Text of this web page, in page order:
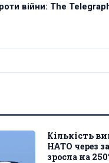
війни: The
Кількість
НАТО через
зросла на